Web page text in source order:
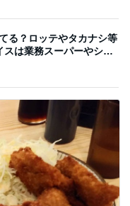
る？ロッテやタカナシ等
は業務スーパーやシャ